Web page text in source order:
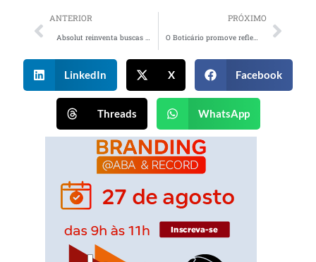
ANTERIOR PRÓXIMO
O Boticário promove reflexão sobre o etarismo no mercado de trabalho
LinkedIn X Facebook
Threads WhatsApp